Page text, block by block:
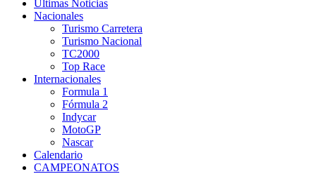
Últimas Noticias
Nacionales
Turismo Carretera
Turismo Nacional
TC2000
Top Race
Internacionales
Formula 1
Fórmula 2
Indycar
MotoGP
Nascar
Calendario
CAMPEONATOS